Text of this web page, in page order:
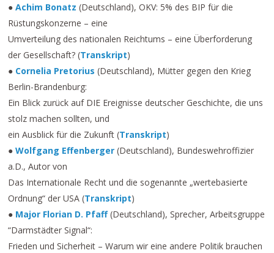
●Achim Bonatz (Deutschland), OKV: 5% des BIP für die
Rüstungskonzerne – eine
Umverteilung des nationalen Reichtums – eine Überforderung
der Gesellschaft? (Transkript)
● Cornelia Pretorius (Deutschland), Mütter gegen den Krieg
Berlin-Brandenburg:
Ein Blick zurück auf DIE Ereignisse deutscher Geschichte, die uns
stolz machen sollten, und
ein Ausblick für die Zukunft (Transkript)
●Wolfgang Effenberger(Deutschland), Bundeswehroffizier
a.D., Autor von
Das Internationale Recht und die sogenannte „wertebasierte
Ordnung“ der USA (Transkript)
● Major Florian D. Pfaff(Deutschland), Sprecher, Arbeitsgruppe
“Darmstädter Signal“:
Frieden und Sicherheit – Warum wir eine andere Politik brauchen